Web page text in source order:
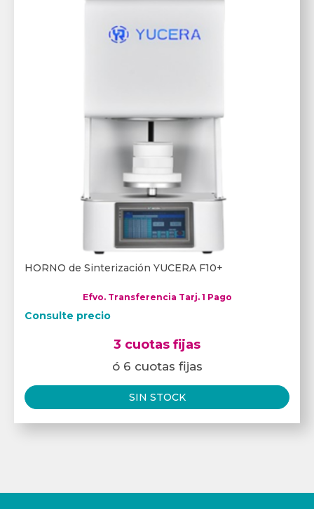
HORNO de Sinterización YUCERA F10+
Efvo. Transferencia Tarj. 1 Pago
Consulte precio
3 cuotas fijas
ó 6 cuotas fijas
SIN STOCK